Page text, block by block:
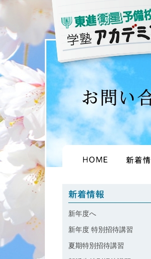
新年度へ
新年度 特別招待講習
夏期特別招待講習